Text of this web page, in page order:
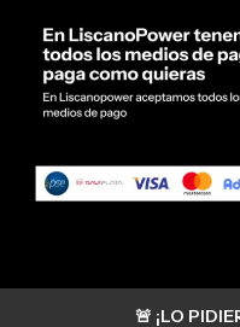
🚨 ¡LO
Si tienes algún